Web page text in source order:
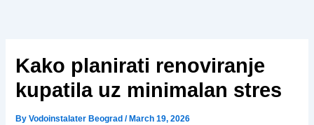
Kako planirati renoviranje
kupatila uz minimalan stres
ByVodoinstalater Beograd/ March 19, 2026